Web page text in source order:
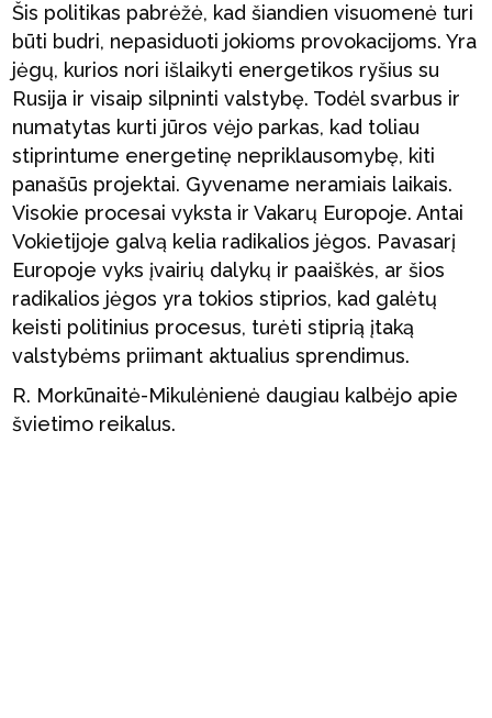
Šis politikas pabrėžė, kad šiandien visuomenė turi
būti budri, nepasiduoti jokioms provokacijoms. Yra
jėgų, kurios nori išlaikyti energetikos ryšius su
Rusija ir visaip silpninti valstybę. Todėl svarbus ir
numatytas kurti jūros vėjo parkas, kad toliau
stiprintume energetinę nepriklausomybę, kiti
panašūs projektai. Gyvename neramiais laikais.
Visokie procesai vyksta ir Vakarų Europoje. Antai
Vokietijoje galvą kelia radikalios jėgos. Pavasarį
Europoje vyks įvairių dalykų ir paaiškės, ar šios
radikalios jėgos yra tokios stiprios, kad galėtų
keisti politinius procesus, turėti stiprią įtaką
valstybėms priimant aktualius sprendimus.
R. Morkūnaitė-Mikulėnienė daugiau kalbėjo apie
švietimo reikalus.